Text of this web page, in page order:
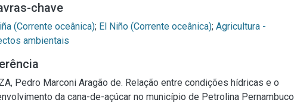
chave
(Corrente oceânica); El Niño (Corrente oceânica); Agricultura -
ambientais
Pedro Marconi Aragão de. Relação entre condições hídricas e o
da cana-de-açúcar no município de Petrolina Pernambuco